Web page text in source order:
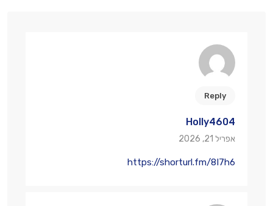
Reply
Holly4604
אפריל 21, 2026
https://shorturl.fm/8I7h6